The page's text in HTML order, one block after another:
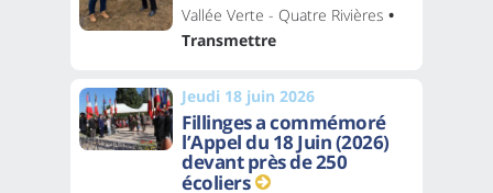
Vallée Verte - Quatre Rivières •
Transmettre
Jeudi 18 juin 2026
Fillinges a commémoré
l’Appel du 18 Juin (2026)
devant près de 250
écoliers